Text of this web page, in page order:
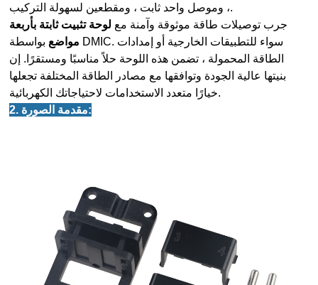
، وموصل واحد ثابت ، ومقطعين لسهولة التركيب.
جرب توصيلات طاقة موثوقة وآمنة مع لوحة تثبيت ثابتة بأربعة
مواضع بواسطة DMIC. سواء للتطبيقات الخارجية أو إمدادات
الطاقة المحمولة ، تضمن هذه اللوحة حلاً مناسبًا ومستقرًا. إن
بنيتها عالية الجودة وتوافقها مع مصادر الطاقة المختلفة تجعلها
خيارًا متعدد الاستخدامات لاحتياجاتك الكهربائية.
2. مقدمة الصورة: